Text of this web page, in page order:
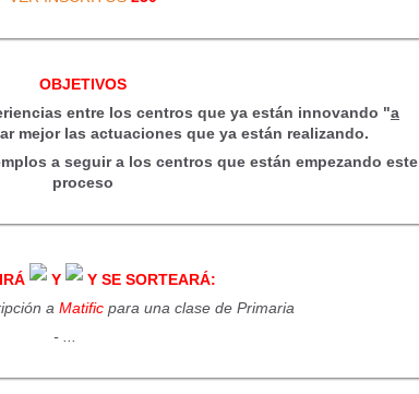
OBJETIVOS
entre los centros que ya están innovando "a
mejor las actuaciones que ya están realizando.
a seguir a los centros que están empezando este
proceso
Y
Y SE SORTEARÁ:
a Matificpara una clase de Primaria
- ...